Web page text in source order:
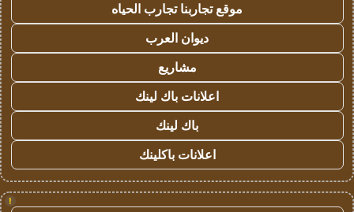
موقع تجاربنا تجارب الحياه
ديوان العرب
مشاريع
اعلانات باك لينك
باك لينك
اعلانات باكلينك
!